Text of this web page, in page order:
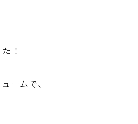
！
ームで、